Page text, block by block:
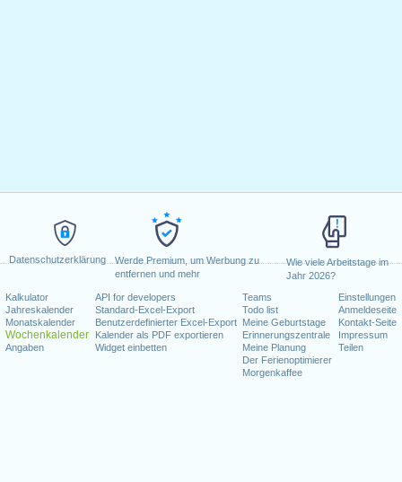
Datenschutzerklärung
Werde Premium, um Werbung zu
entfernen und mehr
Wie viele Arbeitstage im
Jahr 2026?
Kalkulator
Jahreskalender
Monatskalender
Wochenkalender
Angaben
API for developers
Standard-Excel-Export
Benutzerdefinierter Excel-Export
Kalender als PDF exportieren
Widget einbetten
Teams
Todo list
Meine Geburtstage
Erinnerungszentrale
Meine Planung
Der Ferienoptimierer
Morgenkaffee
Einstellungen
Anmeldeseite
Kontakt-Seite
Impressum
Teilen